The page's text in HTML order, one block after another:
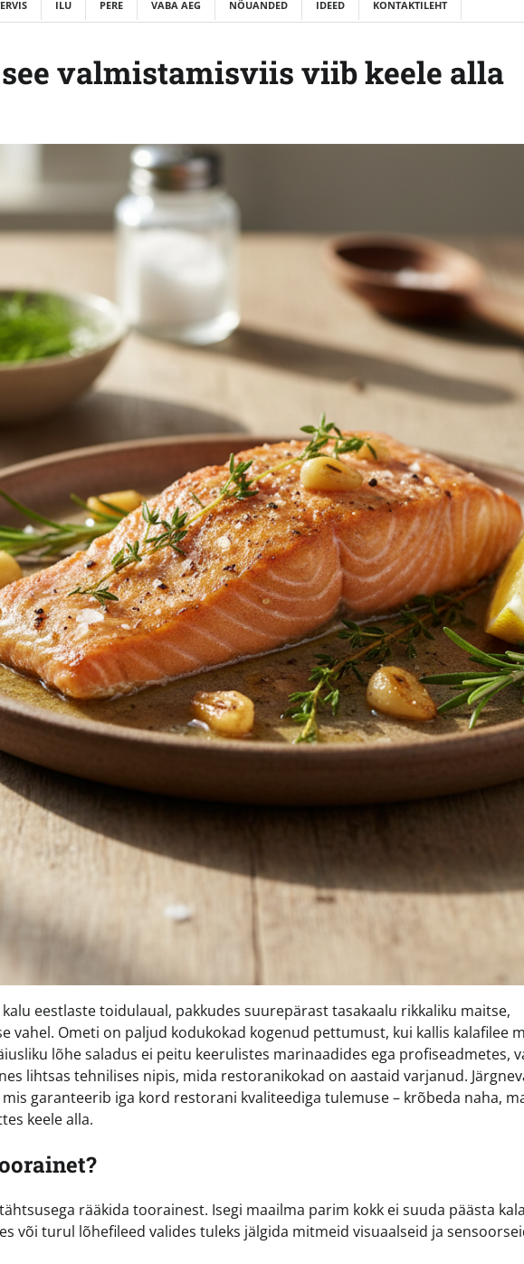
ILU PERE VABA AEG NÕUANDED IDEED KONTAKTILEHT
valmistamisviis viib keele alla
eestlaste toidulaual, pakkudes suurepärast tasakaalu rikkaliku maitse,
vahel. Ometi on paljud kodukokad kogenud pettumust, kui kallis kalafilee
lõhe saladus ei peitu keerulistes marinaadides ega profiseadmetes,
lihtsas tehnilises nipis, mida restoranikokad on aastaid varjanud.
garanteerib iga kord restorani kvaliteediga tulemuse – krõbeda naha,
keele alla.
rääkida toorainest. Isegi maailma parim kokk ei suuda päästa
või turul lõhefileed valides tuleks jälgida mitmeid visuaalseid ja